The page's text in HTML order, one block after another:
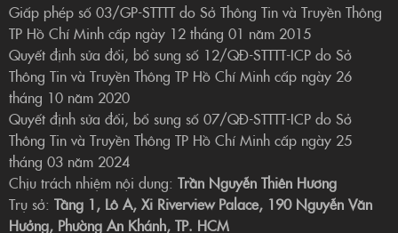
Giấp phép số 03/GP-STTTT do Sở Thông Tin và Truyền Thông
TP Hồ Chí Minh cấp ngày 12 tháng 01 năm 2015
Quyết định sửa đổi, bổ sung số 12/QĐ-STTTT-ICP do Sở
Thông Tin và Truyền Thông TP Hồ Chí Minh cấp ngày 26
tháng 10 năm 2020
Quyết định sửa đổi, bổ sung số 07/QĐ-STTTT-ICP do Sở
Thông Tin và Truyền Thông TP Hồ Chí Minh cấp ngày 25
tháng 03 năm 2024
Chịu trách nhiệm nội dung: Trần Nguyễn Thiên Hương
Trụ sở: Tầng 1, Lô A, Xi Riverview Palace, 190 Nguyễn Văn
Hưởng, Phường An Khánh, TP. HCM